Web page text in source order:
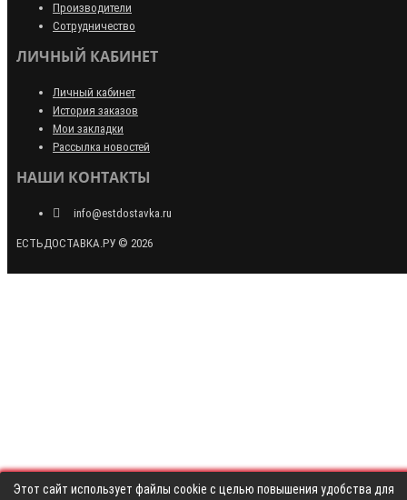
Производители
Сотрудничество
ЛИЧНЫЙ КАБИНЕТ
Личный кабинет
История заказов
Мои закладки
Рассылка новостей
НАШИ КОНТАКТЫ
info@estdostavka.ru
ЕСТЬДОСТАВКА.РУ © 2026
Этот сайт использует файлы cookie с целью повышения удобства для